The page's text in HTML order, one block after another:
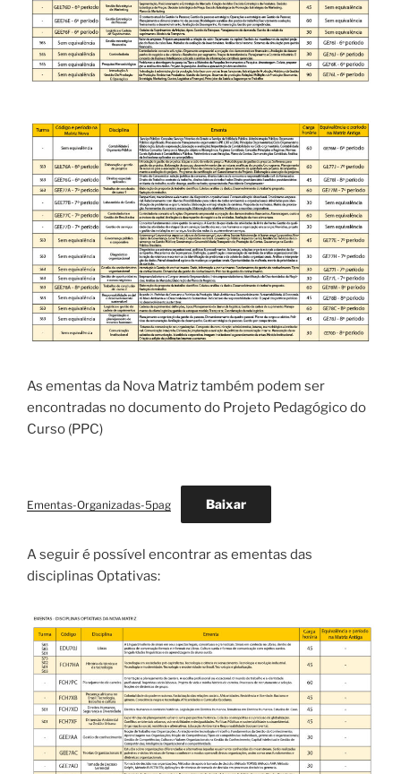
As ementas da Nova Matriz também podem ser
encontradas no documento do Projeto Pedagógico do
Curso (PPC)
Ementas-Organizadas-5pag Baixar
A seguir é possível encontrar as ementas das
disciplinas Optativas: